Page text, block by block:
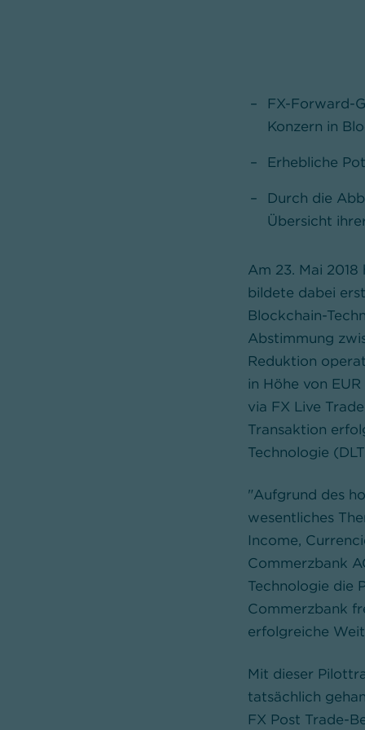
FX-Forward-
Konzern in
Erhebliche
Durch die
Übersicht
Am 23. Mai
bildete dabei
Blockchain-
Abstimmung
Reduktion
in Höhe von
via FX Live
Transaktion
Technologie
"Aufgrund des
wesentliches
Income,
Commerzbank
Technologie die
Commerzbank
erfolgreiche
Mit dieser
tatsächlich
FX Post Trade-